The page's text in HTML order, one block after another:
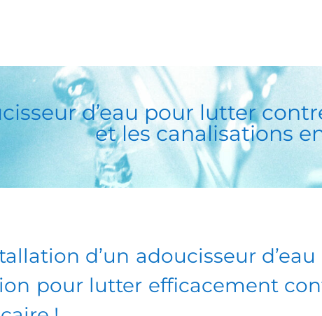
d’eaupour lutter
et les canalisations
d’un adoucisseur d’eau
pour lutter efficacement